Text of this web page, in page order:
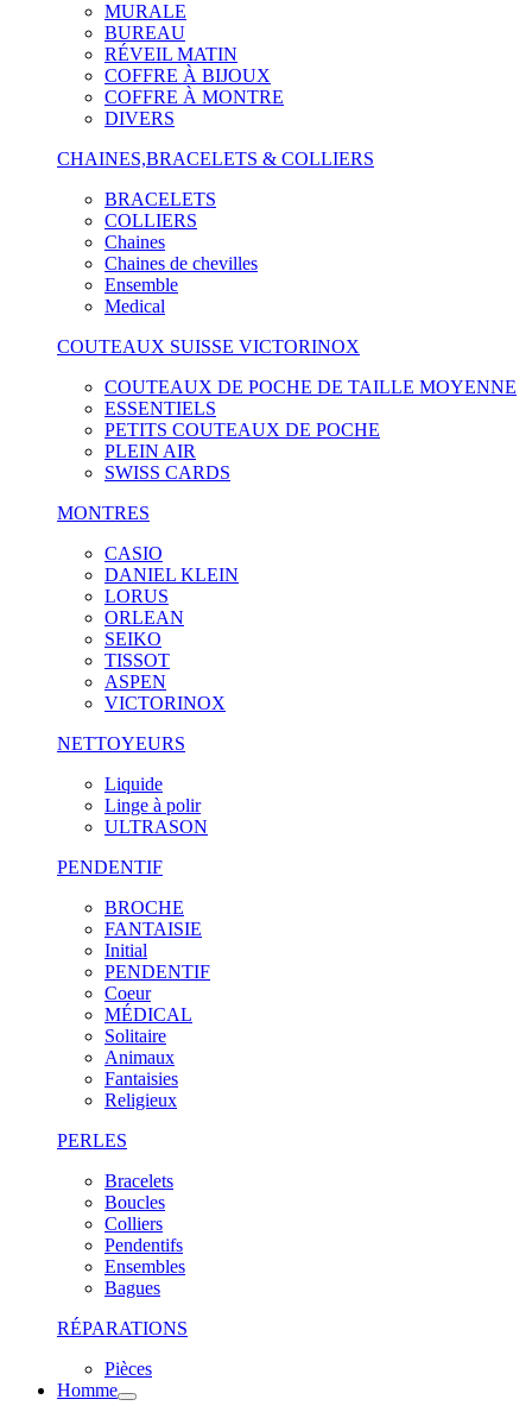
MURALE
BUREAU
RÉVEIL MATIN
COFFRE À BIJOUX
COFFRE À MONTRE
DIVERS
CHAINES,BRACELETS & COLLIERS
BRACELETS
COLLIERS
Chaines
Chaines de chevilles
Ensemble
Medical
COUTEAUX SUISSE VICTORINOX
COUTEAUX DE POCHE DE TAILLE MOYENNE
ESSENTIELS
PETITS COUTEAUX DE POCHE
PLEIN AIR
SWISS CARDS
MONTRES
CASIO
DANIEL KLEIN
LORUS
ORLEAN
SEIKO
TISSOT
ASPEN
VICTORINOX
NETTOYEURS
Liquide
Linge à polir
ULTRASON
PENDENTIF
BROCHE
FANTAISIE
Initial
PENDENTIF
Coeur
MÉDICAL
Solitaire
Animaux
Fantaisies
Religieux
PERLES
Bracelets
Boucles
Colliers
Pendentifs
Ensembles
Bagues
RÉPARATIONS
Pièces
Homme